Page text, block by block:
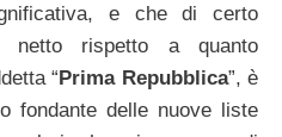
e che di certo
netto rispetto a quanto
“ Prima Repubblica”, è
fondante delle nuove liste